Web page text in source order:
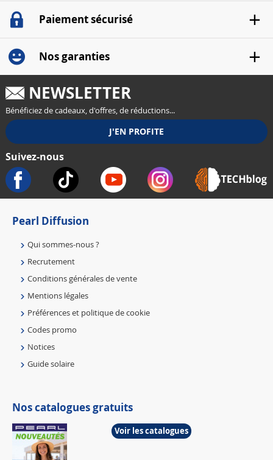
Paiement sécurisé
Nos garanties
NEWSLETTER
Bénéficiez de cadeaux, d'offres, de réductions...
Suivez-nous
Pearl Diffusion
Qui sommes-nous ?
Recrutement
Conditions générales de vente
Mentions légales
Préférences et politique de cookie
Codes promo
Notices
Guide solaire
Nos catalogues gratuits
Voir les catalogues